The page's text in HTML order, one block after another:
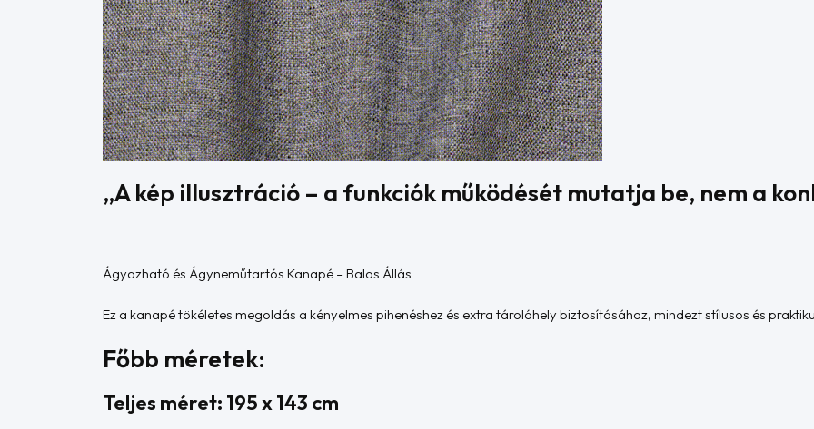
„A kép illusztráció – a funkciók működését mutatja be, nem a
Ágyazható és Ágyneműtartós Kanapé – Balos Állás
Ez a kanapé tökéletes megoldás a kényelmes pihenéshez és extra tárolóhely biztosításához, mindezt stílusos és
Főbb méretek:
Teljes méret: 195 x 143 cm